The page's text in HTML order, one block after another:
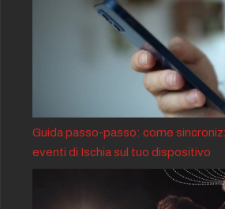
Guida passo-passo: come
eventi di Ischia sul tuo dispositivo